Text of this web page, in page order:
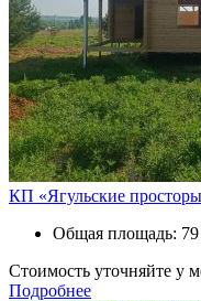
КП «Ягульские
Общая площадь:
Стоимость уточняйте у
Подробнее